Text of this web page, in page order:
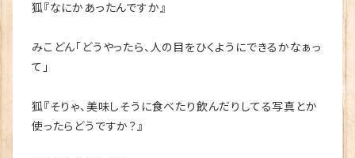
狐『なにかあったんですか』
みこどん「どうやったら、人の目をひくようにできるかなぁっ
て」
狐『そりゃ、美味しそうに食べたり飲んだりしてる写真とか
使ったらどうですか？』